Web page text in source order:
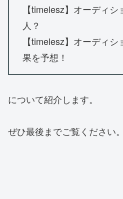
【timelesz】オーディ
人？
【timelesz】オーディ
果を予想！
について紹介します。
ぜひ最後までご覧ください。